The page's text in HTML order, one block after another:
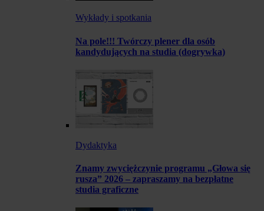
Wykłady i spotkania
Na pole!!! Twórczy plener dla osób
kandydujących na studia (dogrywka)
Dydaktyka
Znamy zwyciężczynie programu „Głowa się
rusza” 2026 – zapraszamy na bezpłatne
studia graficzne